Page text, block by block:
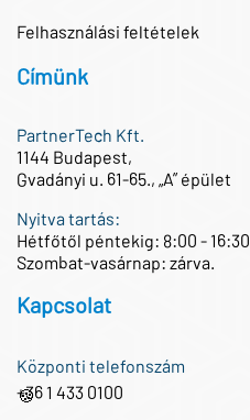
Felhasználási feltételek
Címünk
PartnerTech Kft.
1144 Budapest,
Gvadányi u. 61-65., „A” épület
Nyitva tartás:
Hétfőtől péntekig: 8:00 - 16:30
Szombat-vasárnap: zárva.
Kapcsolat
Központi telefonszám
+36 1 433 0100
🍪